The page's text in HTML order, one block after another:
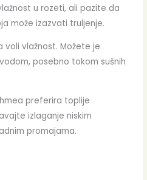
u rozeti, ali pazite da
može izazvati truljenje.
voli vlažnost. Možete je
posebno tokom sušnih
preferira toplije
izlaganje niskim
promajama.